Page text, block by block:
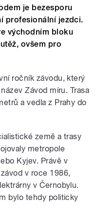
je bezesporu
profesionální jezdci.
východním bloku
ovšem pro
ročník závodu, který
Závod míru. Trasa
a vedla z Prahy do
země a trasy
metropole
Kyjev. Právě v
v roce 1986,
v Černobylu.
bylo tehdy politicky